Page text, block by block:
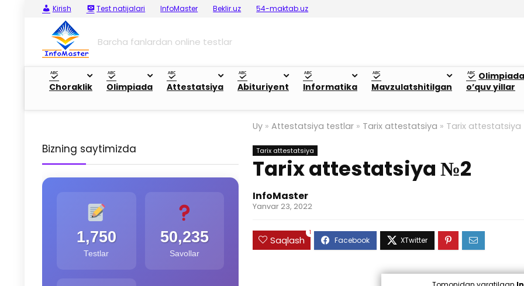
Kirish Test natijalari InfoMaster Beklir.uz 54-maktab.uz
Barcha fanlardan online testlar
Choraklik Olimpiada Attestatsiya Abituriyent Informatika Mavzulatshitilgan
o’quv yillar
Uy » Attestatsiya testlar » Tarix attestatsiya » Tarix
Tarix attestatsiya
Tarix attestatsiya №2
InfoMaster
Yanvar 23, 2022
Saqlash
1
Bizning saytimizda
1,750
Testlar
50,235
Savollar